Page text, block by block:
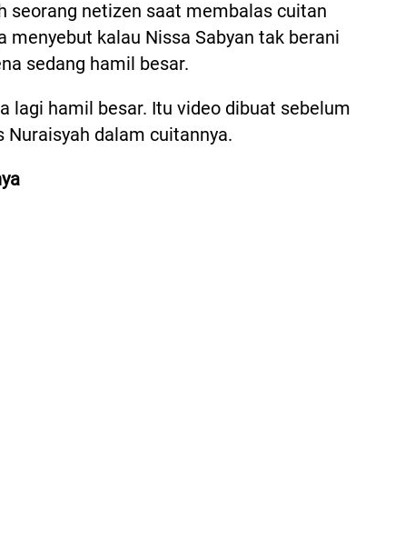
seorang netizen saat membalas cuitan
menyebut kalau Nissa Sabyan tak berani
sedang hamil besar.
lagi hamil besar. Itu video dibuat sebelum
Nuraisyah dalam cuitannya.